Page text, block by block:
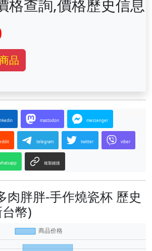
格查詢,價格歷史信息
品
mastodon messenger
telegram twitter viber
複製鏈接
肉胖胖-手作燒瓷杯 歷史
幣)